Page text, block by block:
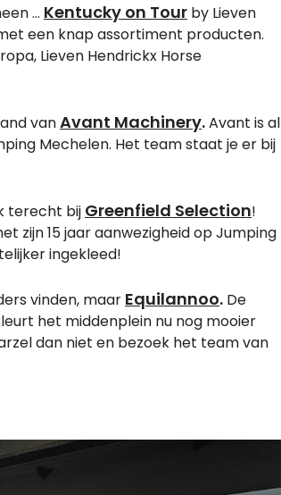
... Kentucky on Tour by Lieven
een knap assortiment producten.
Lieven Hendrickx Horse
vanAvant Machinery.Avant is al
Mechelen. Het team staat je er bij
terecht bij Greenfield Selection!
zijn 15 jaar aanwezigheid op Jumping
ingekleed!
vinden, maar Equilannoo. De
het middenplein nu nog mooier
dan niet en bezoek het team van